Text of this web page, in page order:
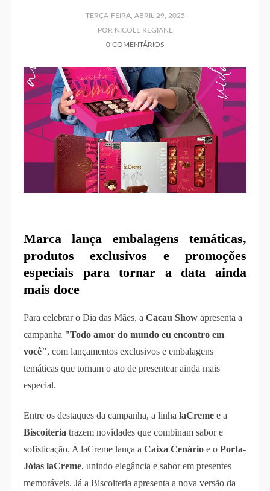
TERÇA-FEIRA, ABRIL 29, 2025
POR NICOLE REGIANE
0 COMENTÁRIOS
Marca lança embalagens temáticas,
produtos exclusivos e promoções
especiais para tornar a data ainda
mais doce
Para celebrar o Dia das Mães, a Cacau Showapresenta a
campanha "Todo amor do mundo eu encontro em
você", com lançamentos exclusivos e embalagens
temáticas que tornam o ato de presentear ainda mais
especial.
Entre os destaques da campanha, a linha laCremee a
Biscoiteria trazem novidades que combinam sabor e
sofisticação. A laCreme lança a Caixa Cenárioe o Porta-
Jóias laCreme, unindo elegância e sabor em presentes
memoráveis. Já a Biscoiteria apresenta a nova versão da